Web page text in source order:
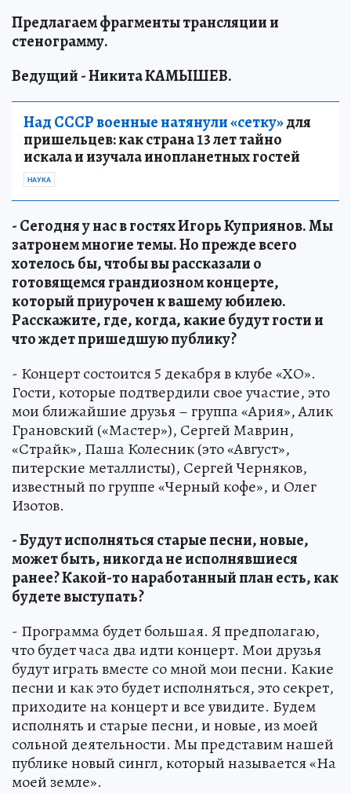
Предлагаем фрагменты трансляции и
стенограмму.
Ведущий - Никита КАМЫШЕВ.
Над СССР военные натянули «сетку»для
пришельцев: как страна 13 лет тайно
искала и изучала инопланетных гостей
НАУКА
- Сегодня у нас в гостях Игорь Куприянов. Мы
затронем многие темы. Но прежде всего
хотелось бы, чтобы вы рассказали о
готовящемся грандиозном концерте,
который приурочен к вашему юбилею.
Расскажите, где, когда, какие будут гости и
что ждет пришедшую публику?
- Концерт состоится 5 декабря в клубе «ХО».
Гости, которые подтвердили свое участие, это
мои ближайшие друзья – группа «Ария», Алик
Грановский («Мастер»), Сергей Маврин,
«Страйк», Паша Колесник (это «Август»,
питерские металлисты), Сергей Черняков,
известный по группе «Черный кофе», и Олег
Изотов.
- Будут исполняться старые песни, новые,
может быть, никогда не исполнявшиеся
ранее? Какой-то наработанный план есть, как
будете выступать?
- Программа будет большая. Я предполагаю,
что будет часа два идти концерт. Мои друзья
будут играть вместе со мной мои песни. Какие
песни и как это будет исполняться, это секрет,
приходите на концерт и все увидите. Будем
исполнять и старые песни, и новые, из моей
сольной деятельности. Мы представим нашей
публике новый сингл, который называется «На
моей земле».